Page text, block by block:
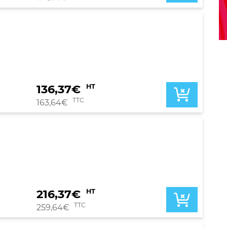
136,37€ HT
163,64€ TTC
216,37€ HT
259,64€ TTC